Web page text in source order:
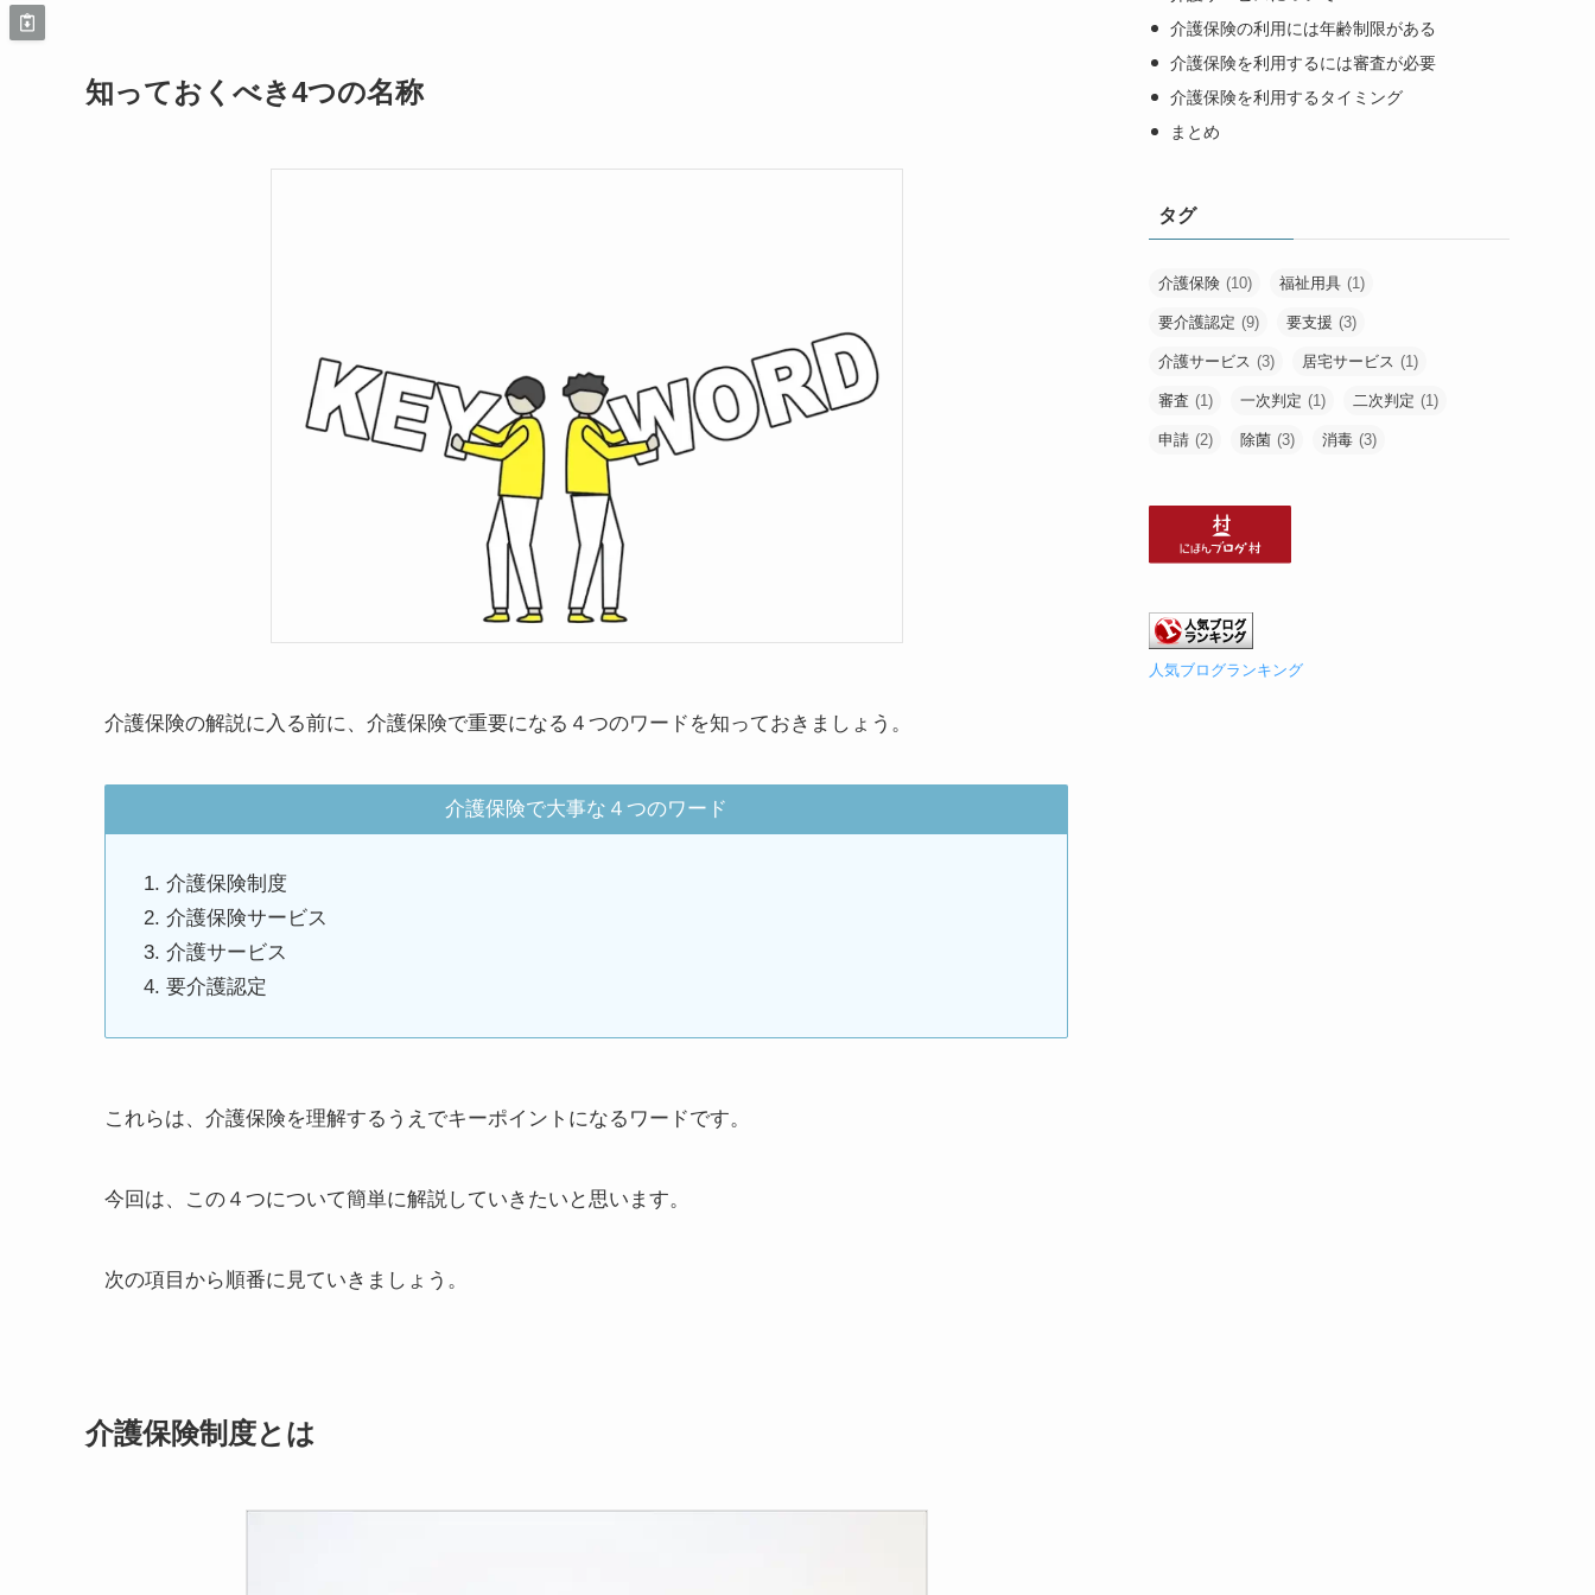
知っておくべき4つの名称
介護保険の解説に入る前に、介護保険で重要になる４つのワードを知っておきましょう。
介護保険で大事な４つのワード
介護保険制度
介護保険サービス
介護サービス
要介護認定
これらは、介護保険を理解するうえでキーポイントになるワードです。
今回は、この４つについて簡単に解説していきたいと思います。
次の項目から順番に見ていきましょう。
介護保険制度とは
介護保険の利用には年齢制限がある
介護保険を利用するには審査が必要
介護保険を利用するタイミング
まとめ
タグ
介護保険 (10) 福祉用具 (1)
要介護認定 (9) 要支援 (3)
介護サービス (3) 居宅サービス (1)
審査 (1) 一次判定 (1) 二次判定 (1)
申請 (2) 除菌 (3) 消毒 (3)
人気ブログランキング